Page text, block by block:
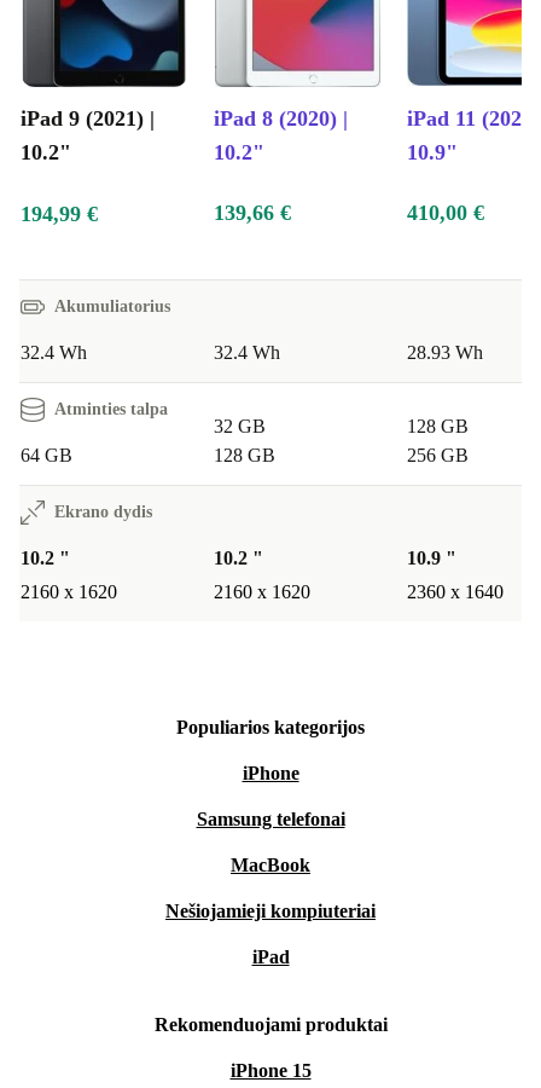
profesionaliai nuskaityti dokumentus.
Įsigykite refurbed „iPad 9“ dabar ir atraskite pasaulį,
pilną galimybių!
iPad 9 (2021) |
10.2"
iPad 8 (2020) |
10.2"
iPad 11
10.9"
194,99 € 139,66 € 410,00 €
Akumuliatorius
32.4 Wh 32.4 Wh 28.93 Wh
Atminties talpa
64 GB
32 GB
128 GB
128 GB
256 GB
Ekrano dydis
10.2 "
2160 x 1620
10.2 "
2160 x 1620
10.9 "
2360 x 1640
Populiarios kategorijos
iPhone
Samsung telefonai
MacBook
Nešiojamieji kompiuteriai
iPad
Rekomenduojami produktai
iPhone 15